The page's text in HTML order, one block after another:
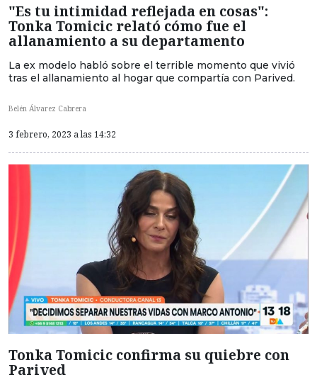
"Es tu intimidad reflejada en cosas":
Tonka Tomicic relató cómo fue el
allanamiento a su departamento
La ex modelo habló sobre el terrible momento que vivió
tras el allanamiento al hogar que compartía con Parived.
Belén Álvarez Cabrera
3 febrero, 2023 a las 14:32
Tonka Tomicic confirma su quiebre con
Parived